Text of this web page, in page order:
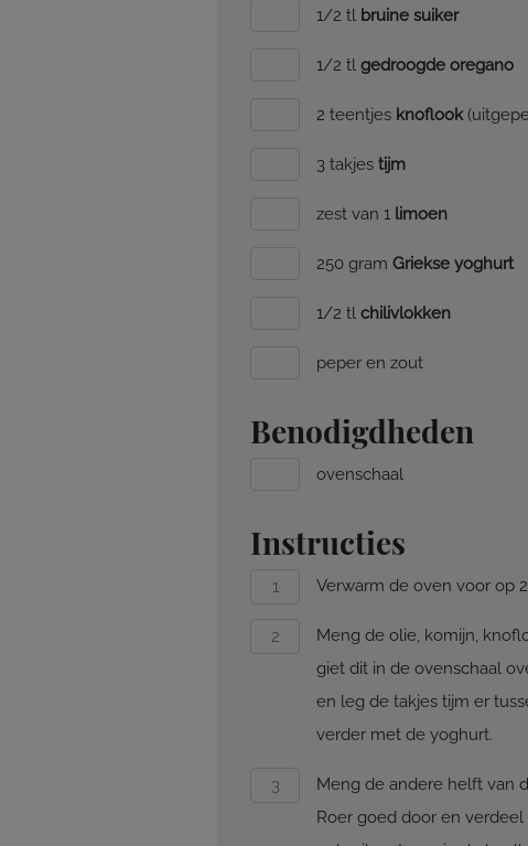
1/2 tl bruine suiker
1/2 tl gedroogde oregano
2 teentjes knoflook
3 takjes tijm
zest van 1 limoen
250 gram Griekse yoghurt
1/2 tl chilivlokken
peper en zout
Benodigdheden
ovenschaal
Instructies
Verwarm de oven voor op
Meng de olie, komijn,
giet dit in de ovenschaal
en leg de takjes tijm er
verder met de yoghurt.
Meng de andere helft van
Roer goed door en